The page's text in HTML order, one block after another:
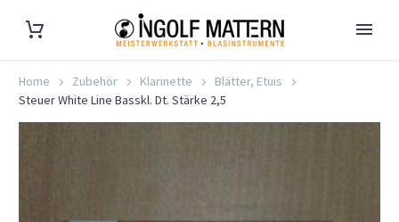
Home Zubehör Klarinette
Blätter, Etuis
Steuer White Line Basskl. Dt. Stärke 2,5